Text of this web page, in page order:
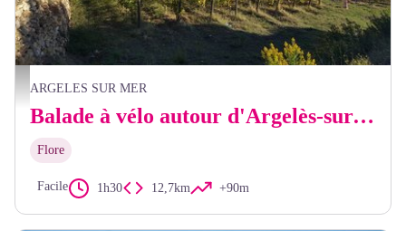
Vignes du Château de Valmy - CCACVI
ARGELES SUR MER
Balade à vélo autour d'Argelès-sur-Mer
Flore
Facile 1h30 12,7km +90m